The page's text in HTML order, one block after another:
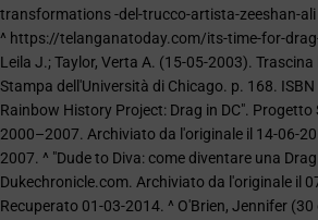
transformations -del-trucco-artista-zeeshan-ali
^ https://telanganatoday.com/its-time-for-
Leila J.; Taylor, Verta A. (15-05-2003).
Stampa dell'Università di Chicago. p. 168.
Rainbow History Project: Drag in DC". Progetto
2000–2007. Archiviato da l'originale il 14-06-
2007. ^ "Dude to Diva: come diventare una
Dukechronicle.com. Archiviato da l'originale il
Recuperato 01-03-2014. ^ O'Brien, Jennifer